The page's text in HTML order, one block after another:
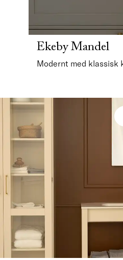
Ekeby Mandel
Modernt med klassisk